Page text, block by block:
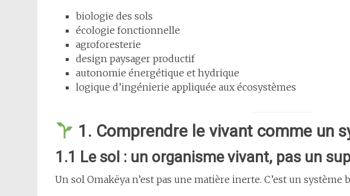
biologie des sols
écologie fonctionnelle
agroforesterie
design paysager productif
autonomie énergétique et hydrique
logique d’ingénierie appliquée aux écosystèmes
1. Comprendre le vivant comme un
1.1 Le sol : un organisme vivant, pas un
Un sol Omakëya n’est pas une matière inerte. C’est un